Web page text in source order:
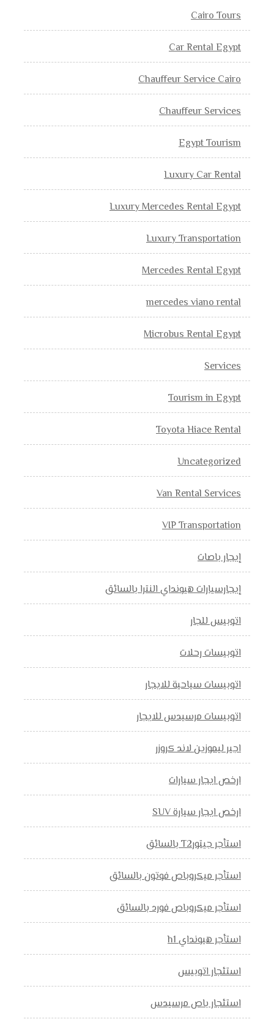
Cairo Tours
Car Rental Egypt
Chauffeur Service Cairo
Chauffeur Services
Egypt Tourism
Luxury Car Rental
Luxury Mercedes Rental Egypt
Luxury Transportation
Mercedes Rental Egypt
mercedes viano rental
Microbus Rental Egypt
Services
Tourism in Egypt
Toyota Hiace Rental
Uncategorized
Van Rental Services
VIP Transportation
إيجار باصات
إيجارسيارات هيونداي النترا بالسائق
اتوبيس للجار
اتوبيسات رحلات
اتوبيسات سياحية للايجار
اتوبيسات مرسيدس للايجار
اجير ليموزين لاند كروزر
ارخص ايجار سيارات
ارخص ايجار سيارة SUV
استأجر جيتورT2 بالسائق
استأجر ميكروباص فوتون بالسائق
استأجر ميكروباص فورد بالسائق
استأجر هيونداي h1
استئجار اتوبيس
استئجار باص مرسيدس